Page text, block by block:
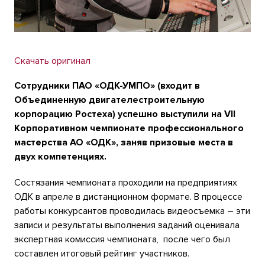
Скачать оригинал
Сотрудники ПАО «ОДК-УМПО» (входит в
Объединенную двигателестроительную
корпорацию Ростеха) успешно выступили на VII
Корпоративном чемпионате профессионального
мастерства АО «ОДК», заняв призовые места в
двух компетенциях.
Состязания чемпионата проходили на предприятиях
ОДК в апреле в дистанционном формате. В процессе
работы конкурсантов проводилась видеосъемка – эти
записи и результаты выполнения заданий оценивала
экспертная комиссия чемпионата, после чего был
составлен итоговый рейтинг участников.